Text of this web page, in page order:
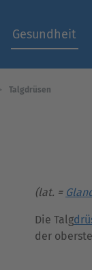
Gesundheit
Talgdrüsen
(lat. =
Die Talg
der